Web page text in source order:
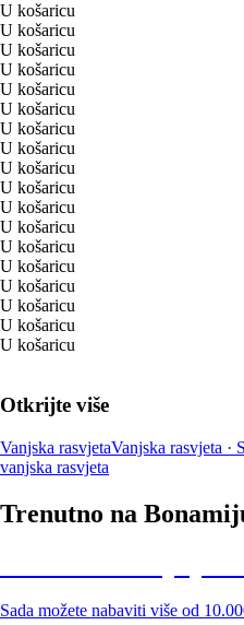
U košaricu
U košaricu
U košaricu
U košaricu
U košaricu
U košaricu
U košaricu
U košaricu
U košaricu
U košaricu
U košaricu
U košaricu
U košaricu
U košaricu
U košaricu
U košaricu
U košaricu
U košaricu
Otkrijte više
Vanjska rasvjetaVanjska rasvjeta ·
vanjska rasvjeta
Trenutno na
Sada možete nabaviti više od